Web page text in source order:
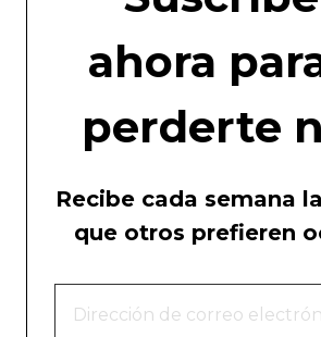
ahora
perderte
Recibe cada semana
que otros prefieren